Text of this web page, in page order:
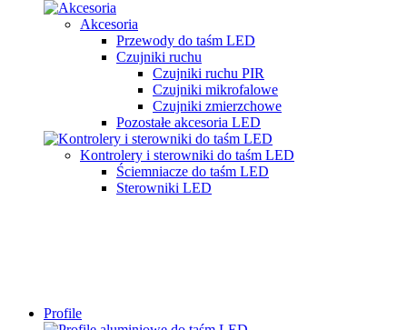
Akcesoria
Przewody do taśm LED
Czujniki ruchu
Czujniki ruchu PIR
Czujniki mikrofalowe
Czujniki zmierzchowe
Pozostałe akcesoria LED
Kontrolery i sterowniki do taśm LED
Ściemniacze do taśm LED
Sterowniki LED
Profile